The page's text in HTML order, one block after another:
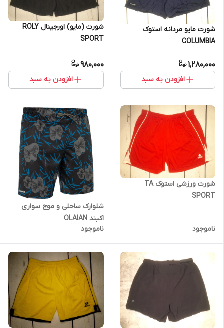
شورت مایو مردانه استوک
COLUMBIA
1,280,000
افزودن به سبد
شورت (مایو) اورجینال ROLY
SPORT
980,000
افزودن به سبد
شورت ورزشی استوک TA
SPORT
ناموجود
شلوارک ساحلی و موج سواری
اکبند OLAIAN
ناموجود